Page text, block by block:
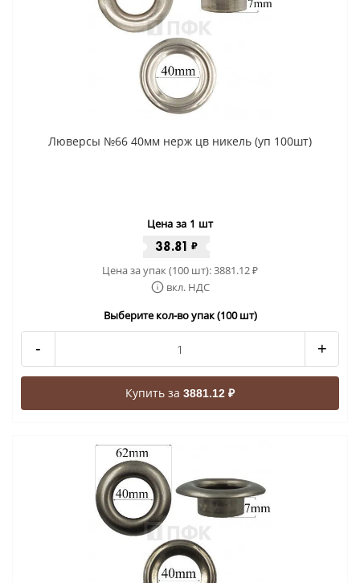
Люверсы №66 40мм нерж цв никель (уп 100шт)
Цена за 1 шт
38.81 ₽
Цена за упак (100 шт):3881.12₽
вкл. НДС
Выберите кол-во упак (100 шт)
- +
Купить за 3881.12 ₽